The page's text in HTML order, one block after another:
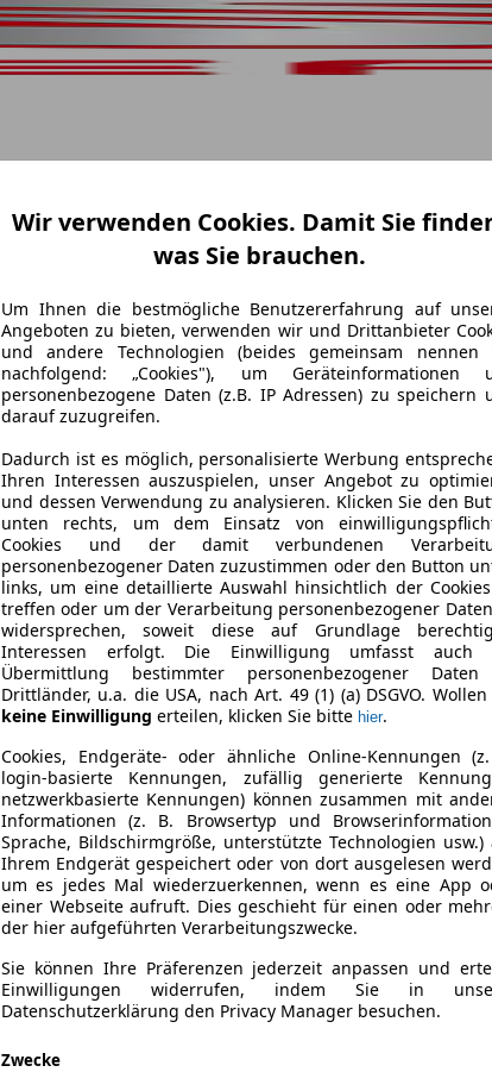
Wir verwenden Cookies. Damit Sie
was Sie brauchen.
Um Ihnen die bestmögliche Benutzererfahrung auf
Angeboten zu bieten, verwenden wir und Drittanbieter
und andere Technologien (beides gemeinsam nennen
nachfolgend: „Cookies"), um Geräteinformationen
personenbezogene Daten (z.B. IP Adressen) zu speichern
darauf zuzugreifen.
Dadurch ist es möglich, personalisierte Werbung
Ihren Interessen auszuspielen, unser Angebot zu
und dessen Verwendung zu analysieren. Klicken Sie den
unten rechts, um dem Einsatz von
Cookies und der damit verbundenen
personenbezogener Daten zuzustimmen oder den Button
links, um eine detaillierte Auswahl hinsichtlich der
treffen oder um der Verarbeitung personenbezogener
widersprechen, soweit diese auf Grundlage
Interessen erfolgt. Die Einwilligung umfasst auch
Übermittlung bestimmter personenbezogener
Drittländer, u.a. die USA, nach Art. 49 (1) (a) DSGVO. Wollen
keine Einwilligung erteilen, klicken Sie bitte hier.
Cookies, Endgeräte- oder ähnliche Online-Kennungen
login-basierte Kennungen, zufällig generierte
netzwerkbasierte Kennungen) können zusammen mit
Informationen (z. B. Browsertyp und
Sprache, Bildschirmgröße, unterstützte Technologien usw.)
Ihrem Endgerät gespeichert oder von dort ausgelesen
um es jedes Mal wiederzuerkennen, wenn es eine App
einer Webseite aufruft. Dies geschieht für einen oder
der hier aufgeführten Verarbeitungszwecke.
Sie können Ihre Präferenzen jederzeit anpassen und
Einwilligungen widerrufen, indem Sie in
Datenschutzerklärung den Privacy Manager besuchen.
Zwecke